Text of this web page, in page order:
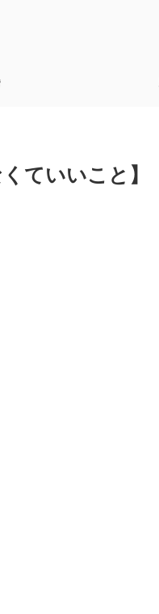
ていいこと】